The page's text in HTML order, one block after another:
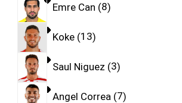
Emre Can 8
Koke 13
Saul Niguez 3
Angel Correa 7